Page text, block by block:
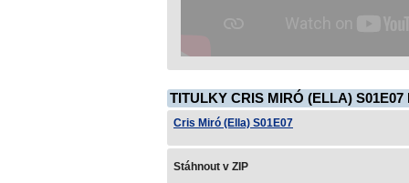
TITULKY CRIS MIRÓ (ELLA) S01E07
Cris Miró (Ella) S01E07
Stáhnout v ZIP